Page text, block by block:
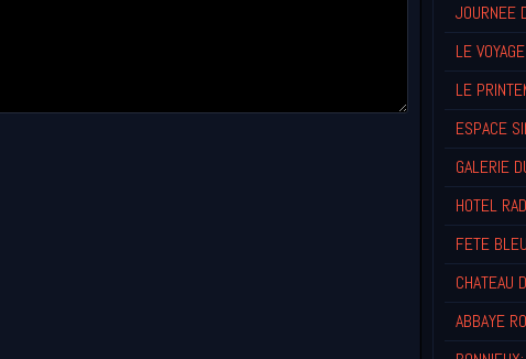
JOURNEE
LE
LE
ESPACE
GALERIE
HOTEL
FETE
CHATEAU
ABBAYE